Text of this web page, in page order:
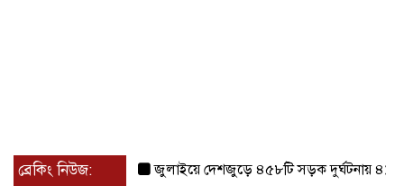
ব্রেকিং নিউজ: জুলাইয়ে দেশজুড়ে ৪৫৮টি সড়ক দুর্ঘটনায় ৪১৬ জন